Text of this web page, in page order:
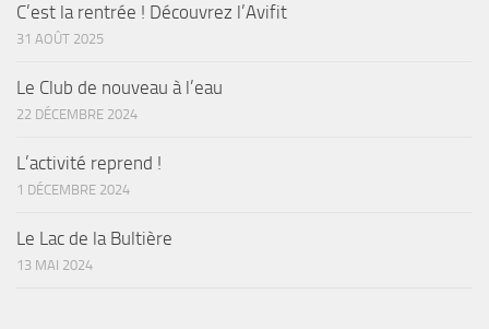
C’est la rentrée ! Découvrez l’Avifit
31 AOÛT 2025
Le Club de nouveau à l’eau
22 DÉCEMBRE 2024
L’activité reprend !
1 DÉCEMBRE 2024
Le Lac de la Bultière
13 MAI 2024